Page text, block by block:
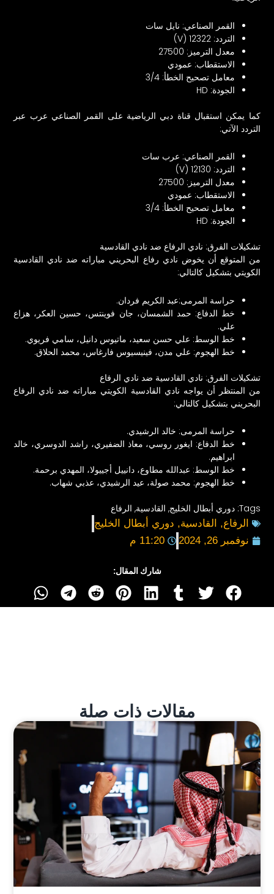
القمر الصناعي: نايل سات
التردد: 12322 (V)
معدل الترميز: 27500
الاستقطاب: عمودي
معامل تصحيح الخطأ: 3/4
الجودة: HD
كما يمكن استقبال قناة دبي الرياضية على القمر الصناعي عرب عبر
التردد الآتي:
القمر الصناعي: عرب سات
التردد: 12130 (V)
معدل الترميز: 27500
الاستقطاب: عمودي
معامل تصحيح الخطأ: 3/4
الجودة: HD
تشكيلات الفرق: نادي الرفاع ضد نادي القادسية
من المتوقع أن يخوض نادي رفاع البحريني مباراته ضد نادي القادسية
الكويتي بتشكيل كالتالي:
حراسة المرمى:عبد الكريم فردان.
خط الدفاع: حمد الشمسان، جان فوينتس، حسين العكر، هزاع
علي.
خط الوسط: علي حسن سعيد، ماتيوس دانيل، سامي فريوي.
خط الهجوم: علي مدن، فينيسيوس فارغاس، محمد الحلاق.
تشكيلات الفرق: نادي القادسية ضد نادي الرفاع
من المنتظر أن يواجه نادي القادسية الكويتي مباراته ضد نادي الرفاع
البحريني بتشكيل كالتالي:
حراسة المرمى: خالد الرشيدي.
خط الدفاع: ايغور روسي، معاذ الضفيري، راشد الدوسري، خالد
ابراهيم.
خط الوسط: عبدالله مطاوع، دانييل أجييولا، المهدي برحمة.
خط الهجوم: محمد صولة، عيد الرشيدي، عذبي شهاب.
Tags: دوري أبطال الخليج, القادسية, الرفاع
الرفاع, القادسية, دوري أبطال الخليج
نوفمبر 26, 2024
11:20 م
شارك المقال:
مقالات ذات صلة